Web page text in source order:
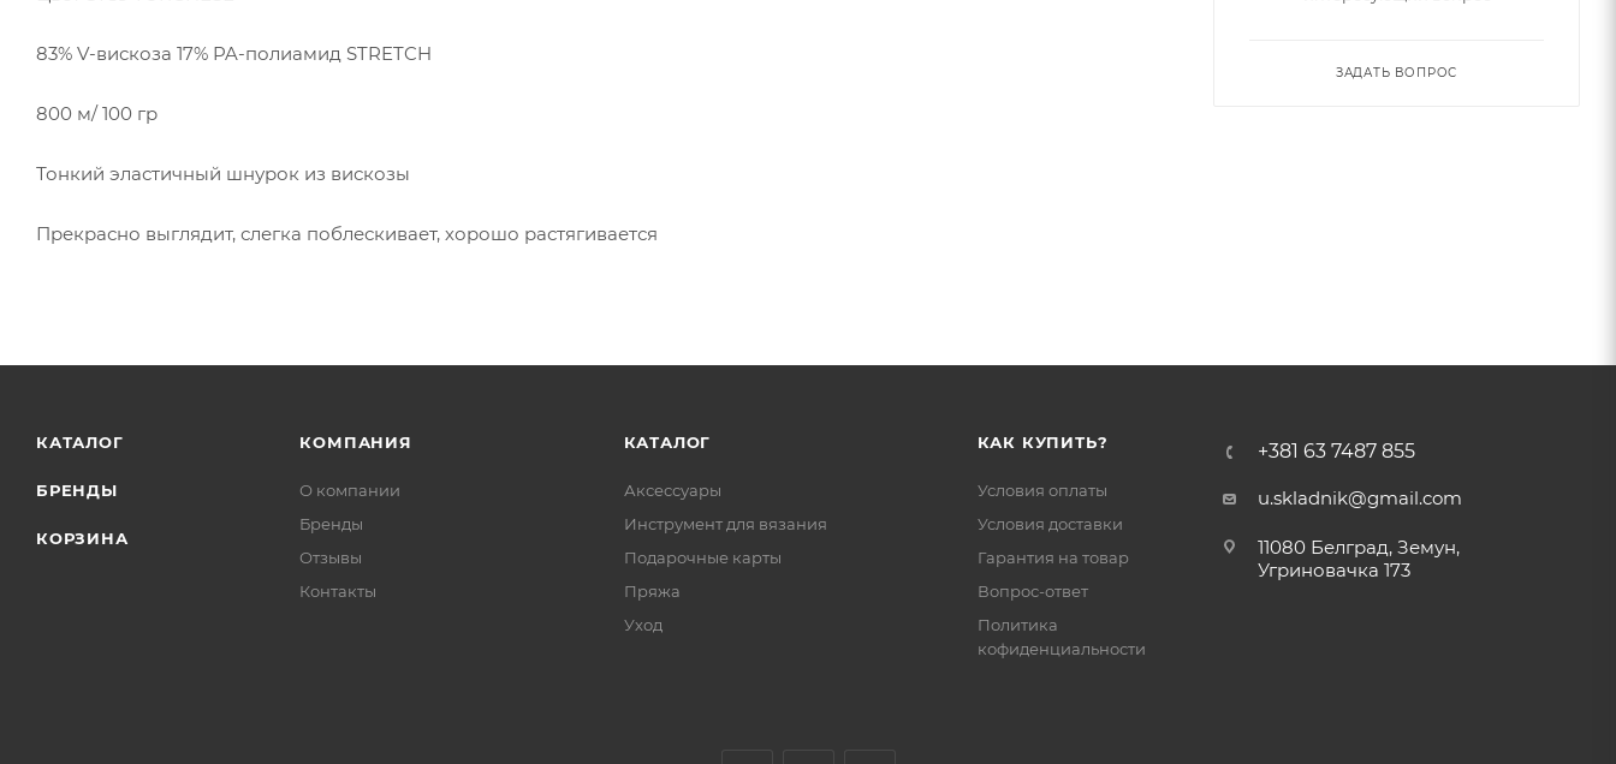
83% V-вискоза 17% PA-полиамид STRETCH
800 м/ 100 гр
Тонкий эластичный шнурок из вискозы
Прекрасно выглядит, слегка поблескивает, хорошо растягивается
ЗАДАТЬ ВОПРОС
КАТАЛОГ
БРЕНДЫ
КОРЗИНА
КОМПАНИЯ
О компании
Бренды
Отзывы
Контакты
КАТАЛОГ
Аксессуары
Инструмент для вязания
Подарочные карты
Пряжа
Уход
КАК КУПИТЬ?
Условия оплаты
Условия доставки
Гарантия на товар
Вопрос-ответ
Политика
кофиденциальности
+381 63 7487 855
u.skladnik@gmail.com
11080 Белград, Земун,
Угриновачка 173